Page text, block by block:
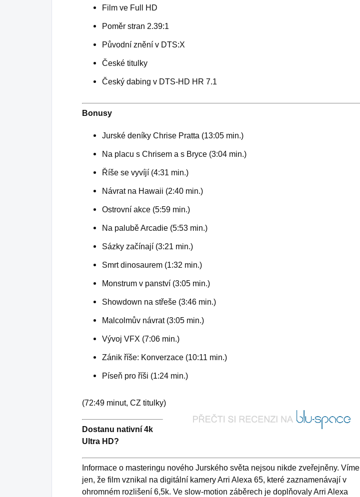
Film ve Full HD
Poměr stran 2.39:1
Původní znění v DTS:X
České titulky
Český dabing v DTS-HD HR 7.1
Bonusy
Jurské deníky Chrise Pratta (13:05 min.)
Na placu s Chrisem a s Bryce (3:04 min.)
Říše se vyvíjí (4:31 min.)
Návrat na Hawaii (2:40 min.)
Ostrovní akce (5:59 min.)
Na palubě Arcadie (5:53 min.)
Sázky začínají (3:21 min.)
Smrt dinosaurem (1:32 min.)
Monstrum v panství (3:05 min.)
Showdown na střeše (3:46 min.)
Malcolmův návrat (3:05 min.)
Vývoj VFX (7:06 min.)
Zánik říše: Konverzace (10:11 min.)
Píseň pro říši (1:24 min.)
(72:49 minut, CZ titulky)
Dostanu nativní 4k
Ultra HD?
Informace o masteringu nového Jurského světa nejsou nikde zveřejněny. Víme
jen, že film vznikal na digitální kamery Arri Alexa 65, které zaznamenávají v
ohromném rozlišení 6,5k. Ve slow-motion záběrech je doplňovaly Arri Alexa